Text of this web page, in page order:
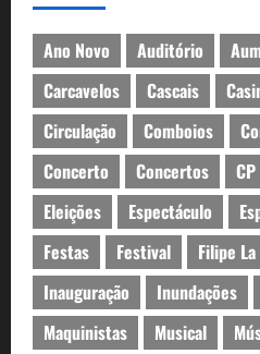
Ano Novo Auditório
Carcavelos
Cascais
Circulação
Comboios
Concerto
Concertos CP
Eleições
Espectáculo
Festas
Festival Filipe
Inauguração
Inundações
Maquinistas
Musical